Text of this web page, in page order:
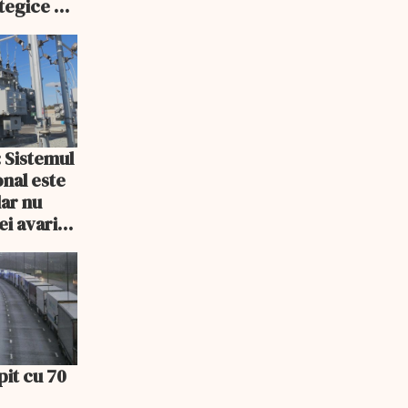
a
este
nu
avarii
cu 70